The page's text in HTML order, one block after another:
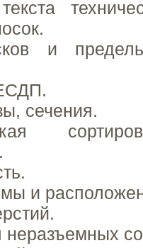
и
сечения.
и
неразъемных